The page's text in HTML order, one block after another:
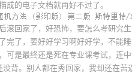
成的电子文档就再好不过了。
滚回家了，好恐怖，要怎么考研究
完了，要好好学习啊好好学，不能睡
可是最终还是死在专业课考试，连
背。别人都在秀回家，我却还在苦